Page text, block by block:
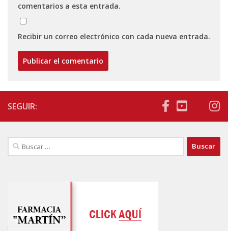
comentarios a esta entrada.
Recibir un correo electrónico con cada nueva entrada.
SEGUIR:
Buscar: